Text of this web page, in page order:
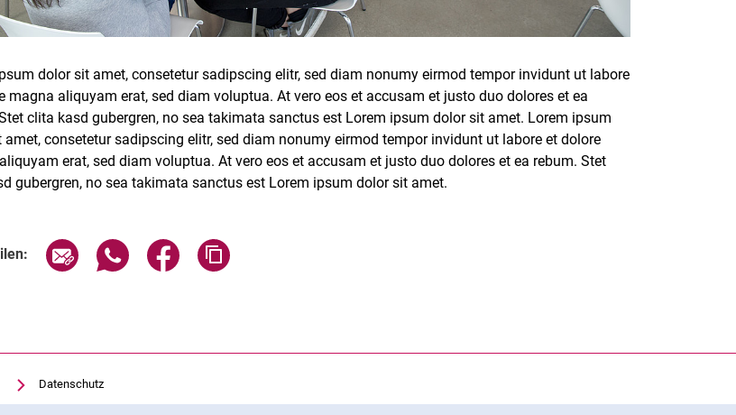
dolor sit amet, consetetur sadipscing elitr, sed diam nonumy eirmod tempor invidunt ut labore
magna aliquyam erat, sed diam voluptua. At vero eos et accusam et justo duo dolores et ea
clita kasd gubergren, no sea takimata sanctus est Lorem ipsum dolor sit amet. Lorem ipsum
amet, consetetur sadipscing elitr, sed diam nonumy eirmod tempor invidunt ut labore et dolore
erat, sed diam voluptua. At vero eos et accusam et justo duo dolores et ea rebum. Stet
gubergren, no sea takimata sanctus est Lorem ipsum dolor sit amet.
Seite über E-Mail teilen
Seite über WhatsApp teilen (externer Link, öffnet neues Fenster)
Seite über Facebook teilen (externer Link, öffnet neues Fenster)
Datenschutz
Barrierefreiheit